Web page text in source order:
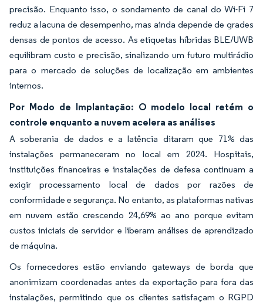
precisão. Enquanto isso, o sondamento de canal do Wi-Fi 7
reduz a lacuna de desempenho, mas ainda depende de grades
densas de pontos de acesso. As etiquetas híbridas BLE/UWB
equilibram custo e precisão, sinalizando um futuro multirádio
para o mercado de soluções de localização em ambientes
internos.
Por Modo de Implantação: O modelo local retém o
controle enquanto a nuvem acelera as análises
A soberania de dados e a latência ditaram que 71% das
instalações permaneceram no local em 2024. Hospitais,
instituições financeiras e instalações de defesa continuam a
exigir processamento local de dados por razões de
conformidade e segurança. No entanto, as plataformas nativas
em nuvem estão crescendo 24,69% ao ano porque evitam
custos iniciais de servidor e liberam análises de aprendizado
de máquina.
Os fornecedores estão enviando gateways de borda que
anonimizam coordenadas antes da exportação para fora das
instalações, permitindo que os clientes satisfaçam o RGPD